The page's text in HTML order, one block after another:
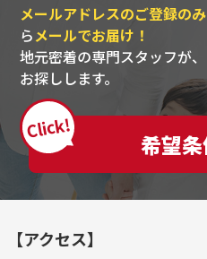
メールアドレスのご登録のみ
らメールでお届け！
地元密着の専門スタッフが
お探しします。
Click!
希望
【アクセス】